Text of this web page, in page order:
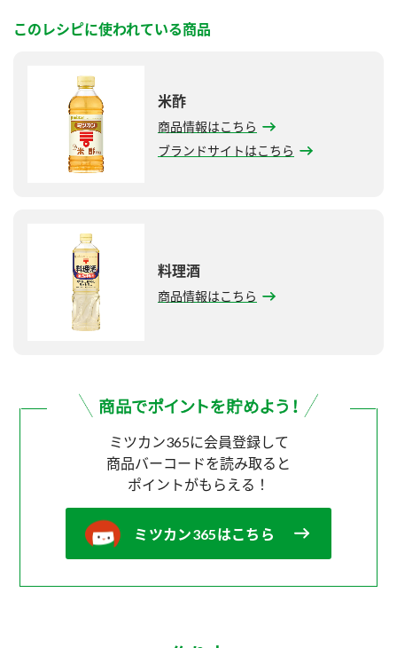
このレシピに使われている商品
米酢
商品情報はこちら
ブランドサイトはこちら
料理酒
商品情報はこちら
ミツカン365に会員登録して
商品バーコードを読み取ると
ポイントがもらえる！
ミツカン365はこちら